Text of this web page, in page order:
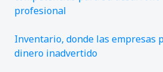
profesional
Inventario, donde las empresas
dinero inadvertido